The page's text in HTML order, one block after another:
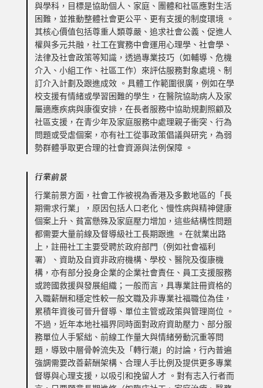
與學科，目標是協助個人、家庭、團體和社區應對生活
困難，並推動整體社會更公平、更有支援的制度環境 。
其核心價值包括尊重人類尊嚴、追求社會公義、促進人
權與多元共融，社工在實務中會運用心理學、社會學、
法律及社會政策等知識，透過專業技巧（如輔導、危機
介入、小組工作、社區工作）來評估服務對象處境、制
訂介入計劃及跟進成效 。具體工作範圍很廣，例如在學
校支援有情緒或學習困難的學生，在醫院協助病人及家
屬適應疾病與康復安排，在長者服務中協助規劃照顧及
社區支援，在青少年及家庭服務中處理親子衝突、行為
問題或受虐個案，亦有社工從事政策倡議與研究，為弱
勢群體爭取更合理的社會資源與法例保障 。
行業前景
行業前景方面，社會工作被視為香港及多數地區的「長
期需求行業」，原因包括人口老化、慢性病與精神健康
個案上升、貧富懸殊及家庭壓力增加，這些結構性問題
都需要大量前線及督導級社工長期跟進 。在就業出路
上，註冊社工主要受聘於政府部門（例如社會福利
署）、資助及自資非政府機構、學校、醫院及復康機
構，亦有部分投身企業的企業社會責任、員工支援服務
或跨國救援與發展組織；一般而言，具專業註冊資格的
入職薪酬和穩定性較一般文職及非專業社福職位為佳，
累積年資後可晉升督導、單位主管或政策與管理崗位 。
不過，近年本地社福界同時面對政府資助壓力、部分服
務單位人手緊絀、前線工作量大與情緒勞動沉重等問
題，導致中層骨幹流失及「轉行潮」的討論，行內普遍
強調需要改善薪酬架構、合理人手比例及提供更多專業
督導與心理支援，以吸引和挽留人才 。對有志入行者而